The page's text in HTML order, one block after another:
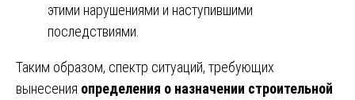
этими нарушениями и наступившими
последствиями.
Таким образом, спектр ситуаций, требующих
вынесения определения о назначении строительной